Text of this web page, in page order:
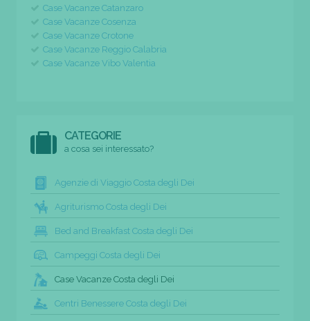
Case Vacanze Catanzaro
Case Vacanze Cosenza
Case Vacanze Crotone
Case Vacanze Reggio Calabria
Case Vacanze Vibo Valentia
CATEGORIE
a cosa sei interessato?
Agenzie di Viaggio Costa degli Dei
Agriturismo Costa degli Dei
Bed and Breakfast Costa degli Dei
Campeggi Costa degli Dei
Case Vacanze Costa degli Dei
Centri Benessere Costa degli Dei